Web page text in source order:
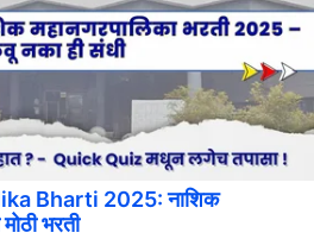
Bharti 2025: नाशिक
भरती